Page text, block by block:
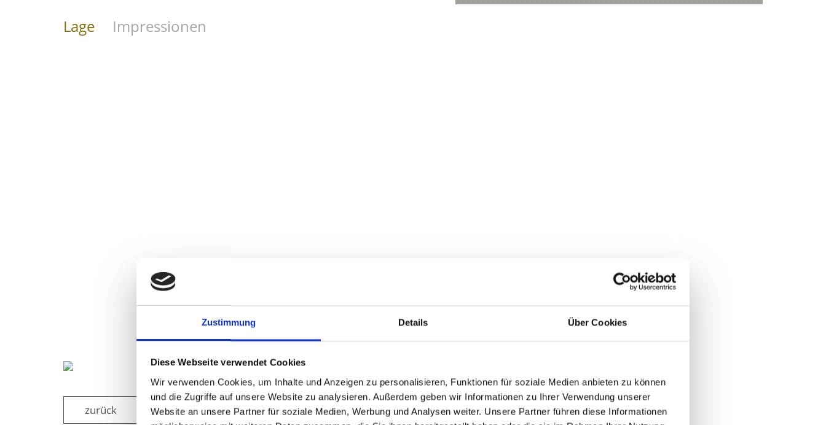
Zustimmung Details Über Cookies
Diese Webseite verwendet Cookies
Wir verwenden Cookies, um Inhalte und Anzeigen zu personalisieren, Funktionen für soziale Medien anbieten zu können
und die Zugriffe auf unsere Website zu analysieren. Außerdem geben wir Informationen zu Ihrer Verwendung unserer
Website an unsere Partner für soziale Medien, Werbung und Analysen weiter. Unsere Partner führen diese Informationen
Lage Impressionen
zurück